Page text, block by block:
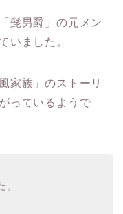
髭男爵」の元メン
いました。
家族」のストーリ
っているようで